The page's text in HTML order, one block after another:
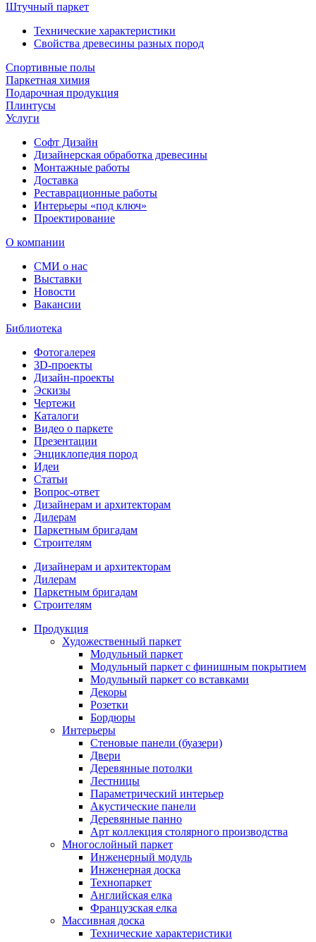
Штучный паркет
Технические характеристики
Свойства древесины разных пород
Спортивные полы
Паркетная химия
Подарочная продукция
Плинтусы
Услуги
Софт Дизайн
Дизайнерская обработка древесины
Монтажные работы
Доставка
Реставрационные работы
Интерьеры «под ключ»
Проектирование
О компании
СМИ о нас
Выставки
Новости
Вакансии
Библиотека
Фотогалерея
3D-проекты
Дизайн-проекты
Эскизы
Чертежи
Каталоги
Видео о паркете
Презентации
Энциклопедия пород
Идеи
Статьи
Вопрос-ответ
Дизайнерам и архитекторам
Дилерам
Паркетным бригадам
Строителям
Дизайнерам и архитекторам
Дилерам
Паркетным бригадам
Строителям
Продукция
Художественный паркет
Модульный паркет
Модульный паркет с финишным покрытием
Модульный паркет со вставками
Декоры
Розетки
Бордюры
Интерьеры
Стеновые панели (буазери)
Двери
Деревянные потолки
Лестницы
Параметрический интерьер
Акустические панели
Деревянные панно
Арт коллекция столярного производства
Многослойный паркет
Инженерный модуль
Инженерная доска
Технопаркет
Английская елка
Французская елка
Массивная доска
Технические характеристики